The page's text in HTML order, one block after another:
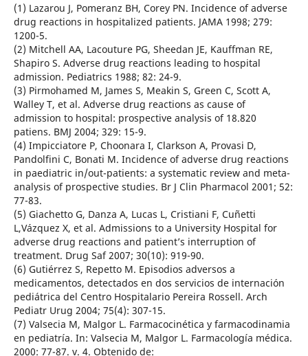
(1) Lazarou J, Pomeranz BH, Corey PN. Incidence of adverse
drug reactions in hospitalized patients. JAMA 1998; 279:
1200-5.
(2) Mitchell AA, Lacouture PG, Sheedan JE, Kauffman RE,
Shapiro S. Adverse drug reactions leading to hospital
admission. Pediatrics 1988; 82: 24-9.
(3) Pirmohamed M, James S, Meakin S, Green C, Scott A,
Walley T, et al. Adverse drug reactions as cause of
admission to hospital: prospective analysis of 18.820
patiens. BMJ 2004; 329: 15-9.
(4) Impicciatore P, Choonara I, Clarkson A, Provasi D,
Pandolfini C, Bonati M. Incidence of adverse drug reactions
in paediatric in/out-patients: a systematic review and meta-
analysis of prospective studies. Br J Clin Pharmacol 2001; 52:
77-83.
(5) Giachetto G, Danza A, Lucas L, Cristiani F, Cuñetti
L,Vázquez X, et al. Admissions to a University Hospital for
adverse drug reactions and patient’s interruption of
treatment. Drug Saf 2007; 30(10): 919-90.
(6) Gutiérrez S, Repetto M. Episodios adversos a
medicamentos, detectados en dos servicios de internación
pediátrica del Centro Hospitalario Pereira Rossell. Arch
Pediatr Urug 2004; 75(4): 307-15.
(7) Valsecia M, Malgor L. Farmacocinética y farmacodinamia
en pediatría. In: Valsecia M, Malgor L. Farmacología médica.
2000: 77-87. v. 4. Obtenido de: